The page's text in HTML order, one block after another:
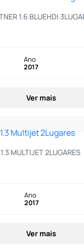
1.6 BLUEHDI
Ano
2017
Ver mais
MULTIJET 2LUGARES
Ano
2017
Ver mais